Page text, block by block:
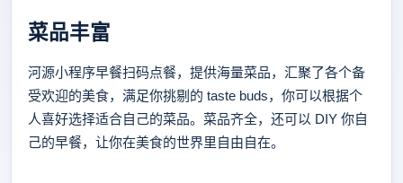
菜品丰富
河源小程序早餐扫码点餐，提供海量菜品，汇聚了各个备
受欢迎的美食，满足你挑剔的 taste buds，你可以根据个
人喜好选择适合自己的菜品。菜品齐全，还可以 DIY 你自
己的早餐，让你在美食的世界里自由自在。